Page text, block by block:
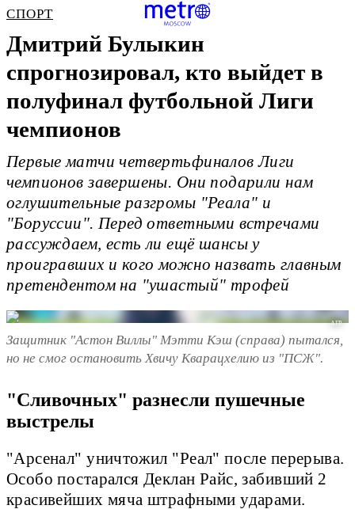
СПОРТ
Дмитрий Булыкин
спрогнозировал, кто выйдет в
полуфинал футбольной Лиги
чемпионов
Первые матчи четвертьфиналов Лиги
чемпионов завершены. Они подарили нам
оглушительные разгромы "Реала" и
"Боруссии". Перед ответными встречами
рассуждаем, есть ли ещё шансы у
проигравших и кого можно назвать главным
претендентом на "ушастый" трофей
AFP
Защитник "Астон Виллы" Мэтти Кэш (справа) пытался,
но не смог остановить Хвичу Кварацхелию из "ПСЖ".
"Сливочных" разнесли пушечные
выстрелы
"Арсенал" уничтожил "Реал" после перерыва.
Особо постарался Деклан Райс, забивший 2
красивейших мяча штрафными ударами.